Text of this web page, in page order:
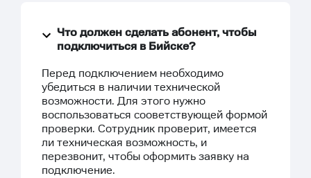
Что должен сделать абонент, чтобы
подключиться в Бийске?
Перед подключением необходимо
убедиться в наличии технической
возможности. Для этого нужно
воспользоваться сооветствующей формой
проверки. Сотрудник проверит, имеется
ли техническая возможность, и
перезвонит, чтобы оформить заявку на
подключение.